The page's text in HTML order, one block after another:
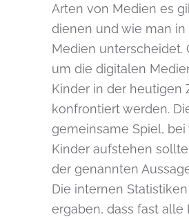
Arten von Medien es
dienen und wie man
Medien unterscheidet.
um die digitalen
Kinder in der heutigen
konfrontiert werden.
gemeinsame Spiel,
Kinder aufstehen
der genannten
Die internen
ergaben, dass fast alle